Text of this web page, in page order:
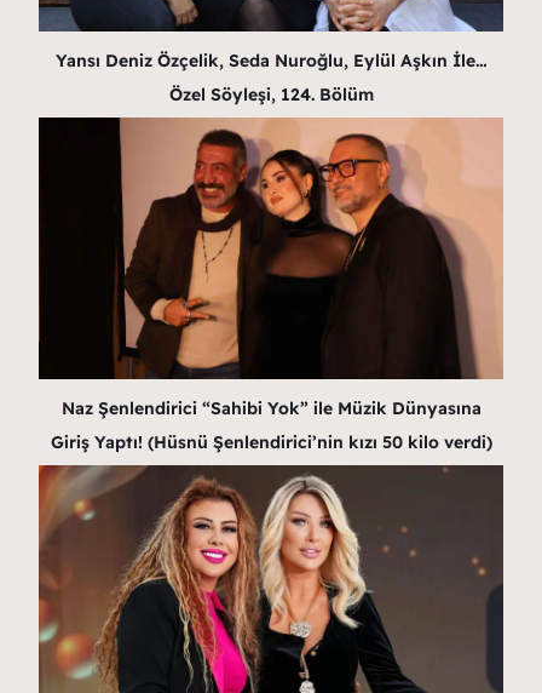
Yansı Deniz Özçelik, Seda Nuroğlu, Eylül Aşkın İle…
Özel Söyleşi, 124. Bölüm
Naz Şenlendirici “Sahibi Yok” ile Müzik Dünyasına
Giriş Yaptı! (Hüsnü Şenlendirici’nin kızı 50 kilo verdi)